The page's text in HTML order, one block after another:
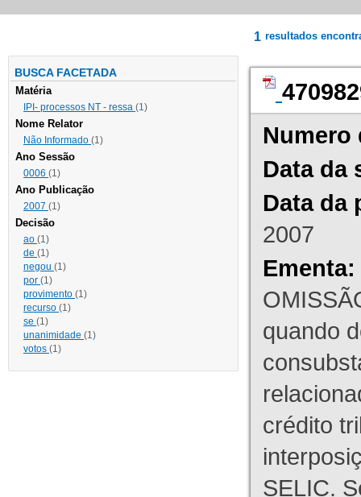
BUSCA FACETADA
Matéria
IPI- processos NT - ressa (1)
Nome Relator
Não Informado (1)
Ano Sessão
0006 (1)
Ano Publicação
2007 (1)
Decisão
ao (1)
de (1)
negou (1)
por (1)
provimento (1)
recurso (1)
se (1)
unanimidade (1)
votos (1)
1 resultados
Numero
Data da
Data da
2007
Ementa:
quando
crédito
SELIC.